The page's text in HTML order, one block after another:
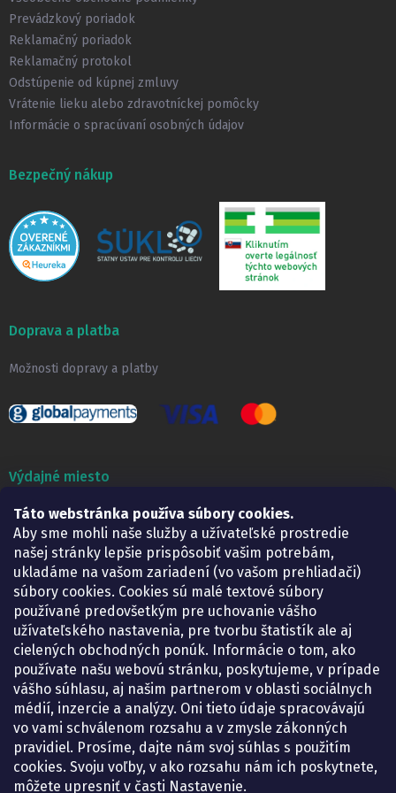
Táto webstránka používa súbory cookies.
Aby sme mohli naše služby a užívateľské prostredie
našej stránky lepšie prispôsobiť vašim potrebám,
ukladáme na vašom zariadení (vo vašom prehliadači)
súbory cookies. Cookies sú malé textové súbory
používané predovšetkým pre uchovanie vášho
užívateľského nastavenia, pre tvorbu štatistík ale aj
cielených obchodných ponúk. Informácie o tom, ako
používate našu webovú stránku, poskytujeme, v prípade
vášho súhlasu, aj našim partnerom v oblasti sociálnych
médií, inzercie a analýzy. Oni tieto údaje spracovávajú
vo vami schválenom rozsahu a v zmysle zákonných
pravidiel. Prosíme, dajte nám svoj súhlas s použitím
cookies. Svoju voľby, v ako rozsahu nám ich poskytnete,
môžete upresniť v časti Nastavenie.
Prevádzkový poriadok
Reklamačný poriadok
Reklamačný protokol
Odstúpenie od kúpnej zmluvy
Vrátenie lieku alebo zdravotníckej pomôcky
Informácie o spracúvaní osobných údajov
Bezpečný nákup
Doprava a platba
Možnosti dopravy a platby
Výdajné miesto
Lekáreň ADONAI
Košice – Smetanova 2
Pondelok:
07.30 – 15.30 h.
Utorok:
07.30 – 16.00 h.
Streda:
07.30 – 16.00 h.
Štvrtok:
07.30 – 15.30 h.
Piatok:
07.30 – 15.30 h.
KONTAKT
eshop@lekarenadonai.sk
+421 948 203 203
Nájdete nás na Facebooku.
lekarenadonai/